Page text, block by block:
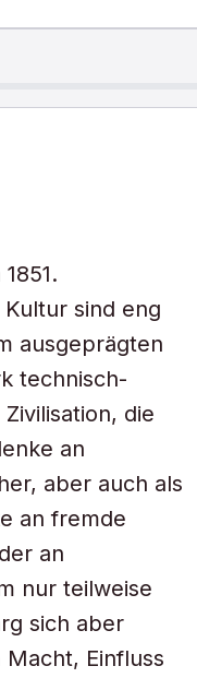
sind eng
ausgeprägten
technisch-
die
an
aber auch als
an fremde
an
nur teilweise
sich aber
Einfluss